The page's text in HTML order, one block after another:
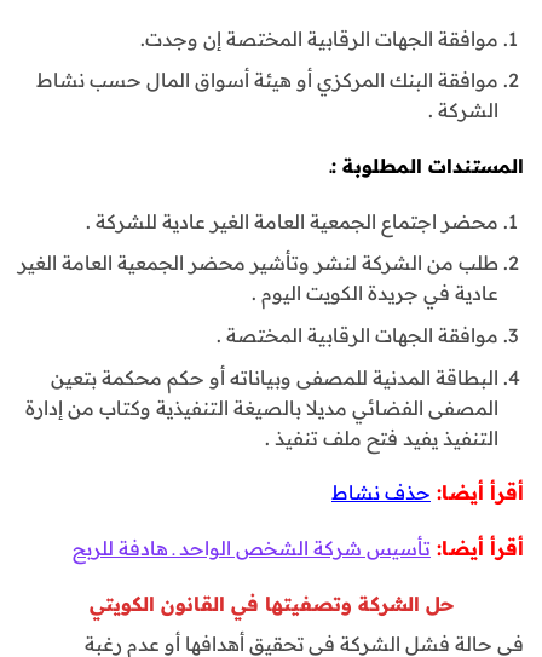
موافقة الجهات الرقابية المختصة إن وجدت.
موافقة البنك المركزي أو هيئة أسواق المال حسب نشاط
الشركة .
المستندات المطلوبة :ـ
محضر اجتماع الجمعية العامة الغير عادية للشركة .
طلب من الشركة لنشر وتأشير محضر الجمعية العامة الغير
عادية في جريدة الكويت اليوم .
موافقة الجهات الرقابية المختصة .
البطاقة المدنية للمصفى وبياناته أو حكم محكمة بتعين
المصفى الفضائي مديلا بالصيغة التنفيذية وكتاب من إدارة
التنفيذ يفيد فتح ملف تنفيذ .
أقرأ أيضا: حذف نشاط
أقرأ أيضا: تأسيس شركة الشخص الواحد ـ هادفة للربح
حل الشركة وتصفيتها في القانون الكويتي
في حالة فشل الشركة في تحقيق أهدافها أو عدم رغبة